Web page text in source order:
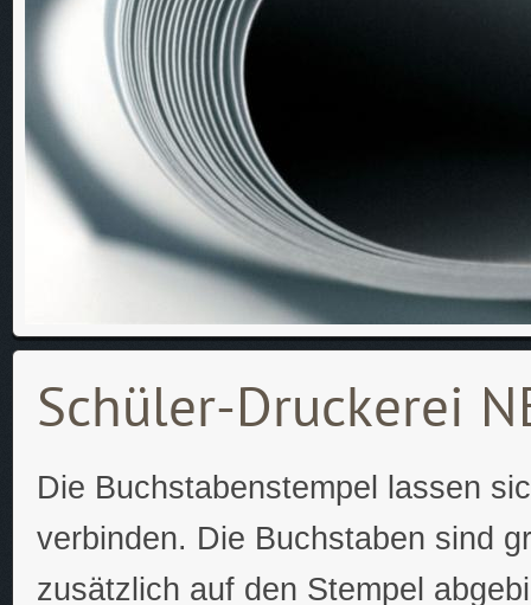
Schüler-Druckerei
Die Buchstabenstempel lassen
verbinden. Die Buchstaben sind
zusätzlich auf den Stempel